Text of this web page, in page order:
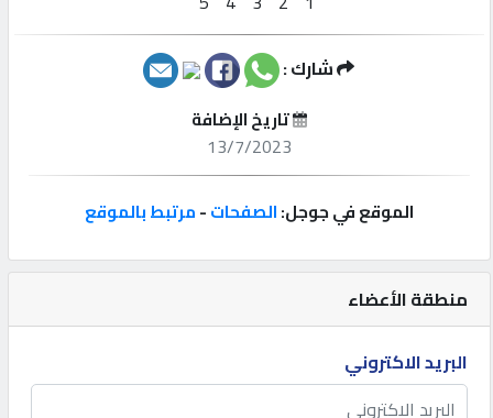
إعلانات
المنتدى
كيو
مزاد
منطقة الأعضاء
البريد الاكتروني
شارك :
تاريخ الإضافة
13/7/2023
الموقع في جوجل:الصفحات-مرتبط بالموقع